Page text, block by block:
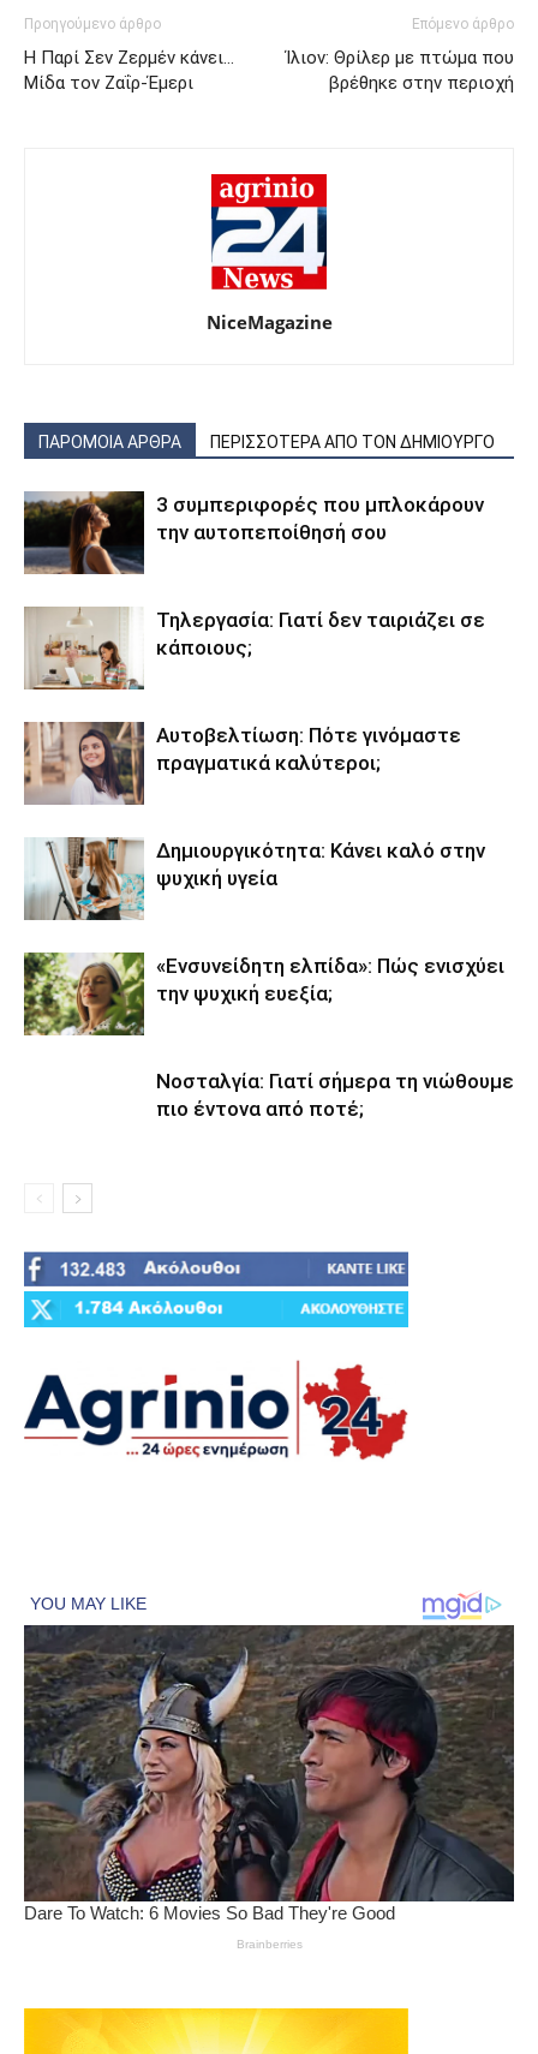
Προηγούμενο άρθρο
Η Παρί Σεν Ζερμέν κάνει…
Μίδα τον Ζαΐρ-Έμερι
Επόμενο άρθρο
Ίλιον: Θρίλερ με πτώμα που
βρέθηκε στην περιοχή
NiceMagazine
ΠΑΡΟΜΟΙΑ ΑΡΘΡΑ ΠΕΡΙΣΣΟΤΕΡΑ ΑΠΟ ΤΟΝ ΔΗΜΙΟΥΡΓΟ
3 συμπεριφορές που μπλοκάρουν
την αυτοπεποίθησή σου
Τηλεργασία: Γιατί δεν ταιριάζει σε
κάποιους;
Αυτοβελτίωση: Πότε γινόμαστε
πραγματικά καλύτεροι;
Δημιουργικότητα: Κάνει καλό στην
ψυχική υγεία
«Ενσυνείδητη ελπίδα»: Πώς ενισχύει
την ψυχική ευεξία;
Νοσταλγία: Γιατί σήμερα τη νιώθουμε
πιο έντονα από ποτέ;